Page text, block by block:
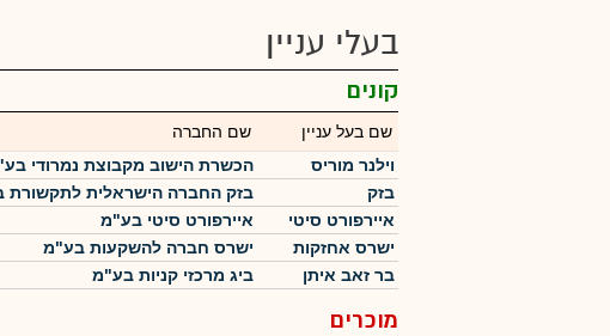
בעלי עניין
קונים
שם בעל עניין שם החברה
וילנר מוריס
הכשרת הישוב מקבוצת נמרודי
בזק
בזק החברה הישראלית לתקשורת
איירפורט סיטי
איירפורט סיטי בע"מ
ישרס אחזקות
ישרס חברה להשקעות בע"מ
בר זאב איתן
ביג מרכזי קניות בע"מ
מוכרים